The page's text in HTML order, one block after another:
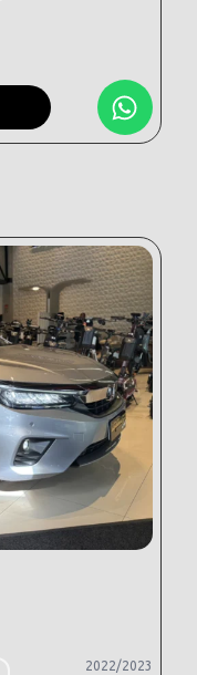
2022/2023